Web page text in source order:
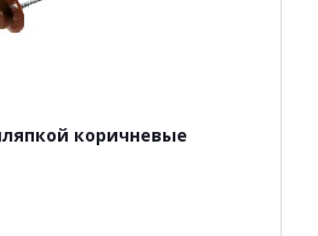
коричневые